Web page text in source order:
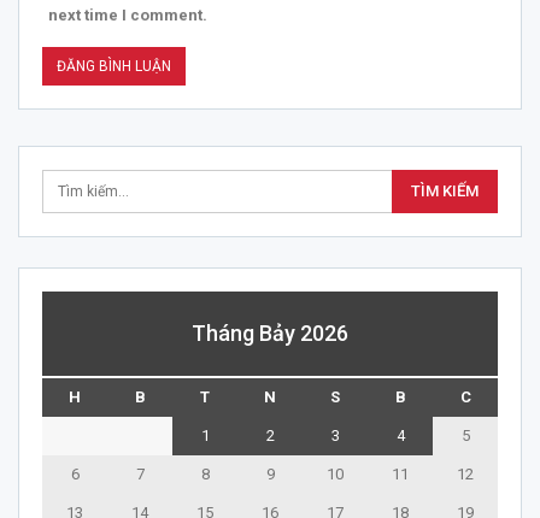
next time I comment.
Tháng Bảy 2026
H B T N S B C
1 2 3 4 5
6 7 8 9 10 11 12
13 14 15 16 17 18 19